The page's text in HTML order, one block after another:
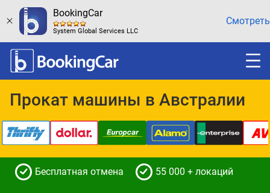
BookingCar
System Global Services LLC
Смотреть
Прокат машины в Австралии
Бесплатная отмена 55 000 + локаций